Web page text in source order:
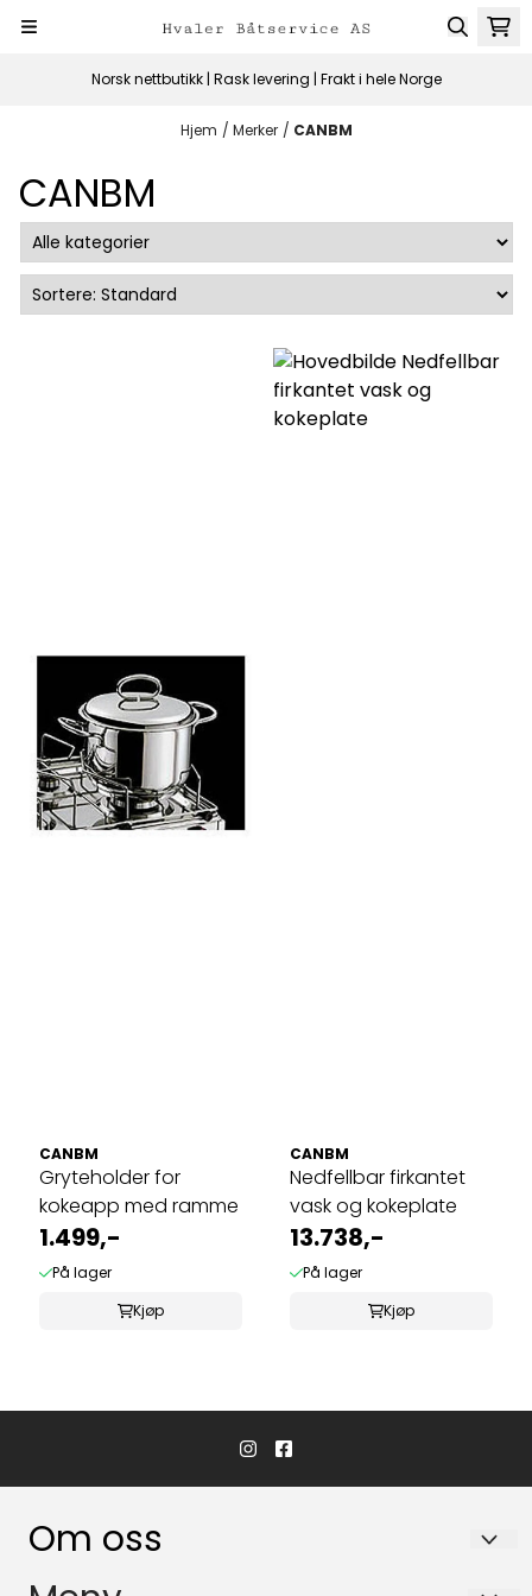
Hopp til innhold
Norsk nettbutikk | Rask levering | Frakt i hele Norge
Hjem / Merker / CANBM
CANBM
CANBM
Gryteholder for
kokeapp med ramme
1.499,-
På lager
Kjøp
CANBM
Nedfellbar firkantet
vask og kokeplate
13.738,-
På lager
Kjøp
Om oss
Hvaler Båtservice AS